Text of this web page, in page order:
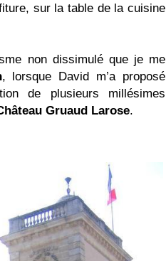
sur la table de la cuisine
non dissimulé que je me
, lorsque David m’a proposé
de plusieurs millésimes
Gruaud Larose.